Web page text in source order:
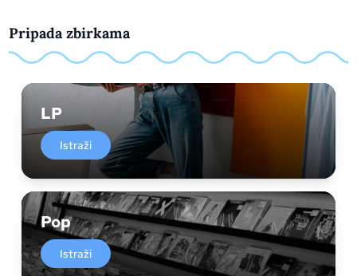
Pripada zbirkama
LP
Istraži
Pop
Istraži